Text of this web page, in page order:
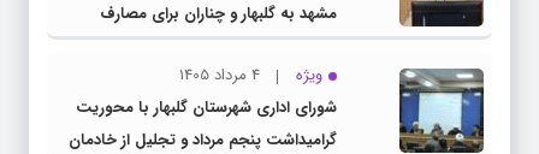
مشهد به گلبهار و چناران برای مصارف
صنعتی و کشاورزی | لزوم تسریع در اجرای
پروژه‌های قطار و آزادراه مشهد- گلبهار-
چناران
ویژه
4 مرداد 1405
شورای اداری شهرستان گلبهار با محوریت
گرامیداشت پنجم مرداد و تجلیل از خادمان